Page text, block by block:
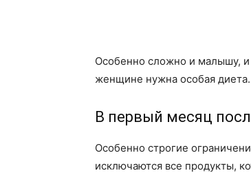
Особенно сложно и малышу,
женщине нужна особая диета.
В первый месяц
Особенно строгие
исключаются все продукты,